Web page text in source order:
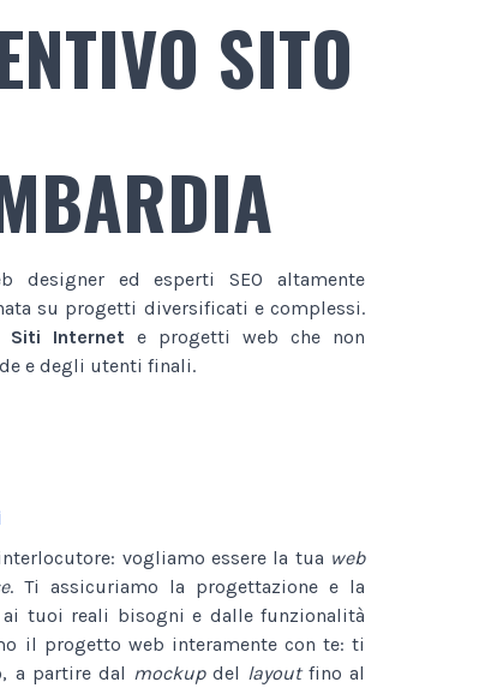
SITO
designer ed esperti SEO altamente
su progetti diversificati e complessi.
Siti Internet e progetti web che non
e degli utenti finali.
vogliamo essere la tua web
. Ti assicuriamo la progettazione e la
ai tuoi reali bisogni e dalle funzionalità
il progetto web interamente con te: ti
a partire dal mockupdel layoutfino al